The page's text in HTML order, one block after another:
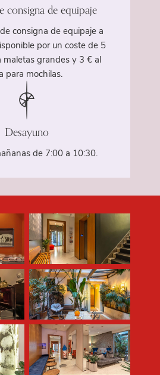
consigna de equipaje
consigna de equipaje a
por un coste de 5
maletas grandes y 3 € al
para mochilas.
Desayuno
de 7:00 a 10:30.